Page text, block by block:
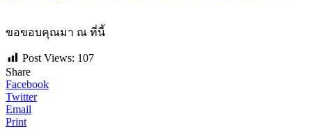
ขอขอบคุณมา ณ ที่นี้
Post Views: 107
Share
Facebook
Twitter
Email
Print